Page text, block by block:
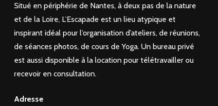
Situé en périphérie de Nantes, à deux pas de la nature
et de la Loire, L’Escapade est un lieu atypique et
inspirant idéal pour l’organisation d’ateliers, de réunions,
de séances photos, de cours de Yoga. Un bureau privé
est aussi disponible à la location pour télétravailler ou
recevoir en consultation.
Adresse